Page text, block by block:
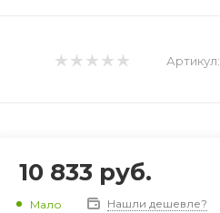
Артикул:
10 833 руб.
Мало Нашли дешевле?